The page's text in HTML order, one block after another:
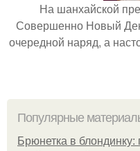
На шанхайской
Совершенно Новый
очередной наряд, а
Популярные
Брюнетка в блондинку: